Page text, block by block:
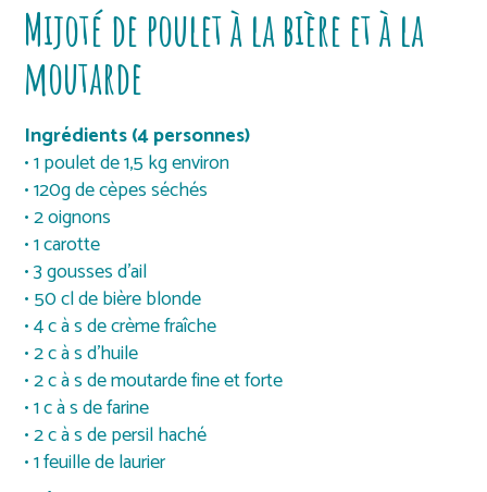
Mijoté de poulet à la bière et à la
moutarde
Ingrédients (4 personnes)
• 1 poulet de 1,5 kg environ
• 120g de cèpes séchés
• 2 oignons
• 1 carotte
• 3 gousses d’ail
• 50 cl de bière blonde
• 4 c à s de crème fraîche
• 2 c à s d’huile
• 2 c à s de moutarde fine et forte
• 1 c à s de farine
• 2 c à s de persil haché
• 1 feuille de laurier